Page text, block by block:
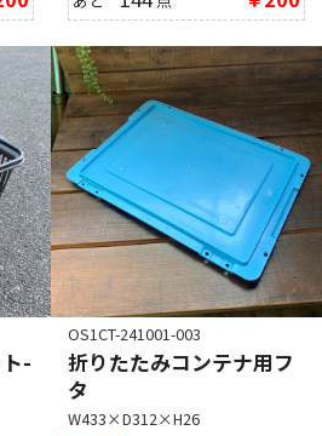
-
OS1CT-241001-003
折りたたみコンテナ用フ
タ
W433×D312×H26